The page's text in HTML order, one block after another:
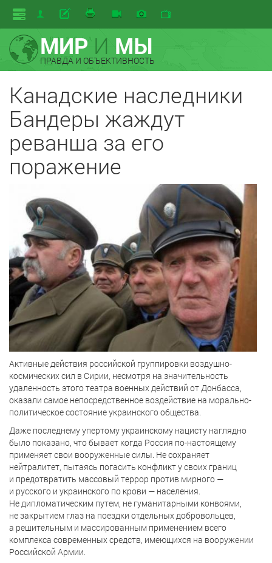
МИРИ МЫ
ПРАВДА И ОБЪЕКТИВНОСТЬ
Канадские наследники
Бандеры жаждут
реванша за его
поражение
Активные действия российской группировки воздушно-
космических сил в Сирии, несмотря на значительность
удаленность этого театра военных действий от Донбасса,
оказали самое непосредственное воздействие на морально-
политическое состояние украинского общества.
Даже последнему упертому украинскому нацисту наглядно
было показано, что бывает когда Россия по-настоящему
применяет свои вооруженные силы. Не сохраняет
нейтралитет, пытаясь погасить конфликт у своих границ
и предотвратить массовый террор против мирного —
и русского и украинского по крови — населения.
Не дипломатическим путем, не гуманитарными конвоями,
не закрытием глаз на поездки отдельных добровольцев,
а решительным и массированным применением всего
комплекса современных средств, имеющихся на вооружении
Российской Армии.